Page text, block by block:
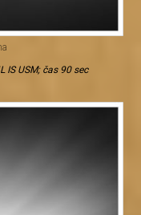
IS USM; čas 90 sec